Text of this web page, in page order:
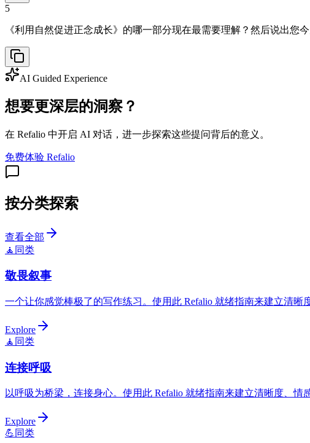
5
《利用自然促进正念成长》的哪一部分现在最需要理解？然后说出您
AI Guided Experience
想要更深层的洞察？
在 Refalio 中开启 AI 对话，进一步探索这些提问背后的意义。
免费体验 Refalio
按分类探索
查看全部
🧘 同类
敬畏叙事
一个让你感觉棒极了的写作练习。使用此 Refalio 就绪指南来建立清晰
Explore
🧘 同类
连接呼吸
以呼吸为桥梁，连接身心。使用此 Refalio 就绪指南来建立清晰度、情
Explore
💪 同类